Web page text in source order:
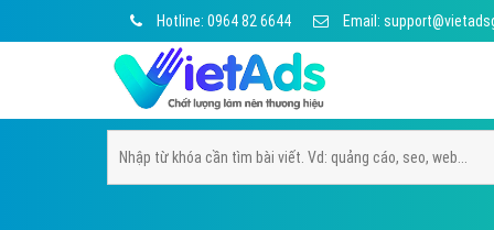
Hotline: 0964 82 6644 Email: